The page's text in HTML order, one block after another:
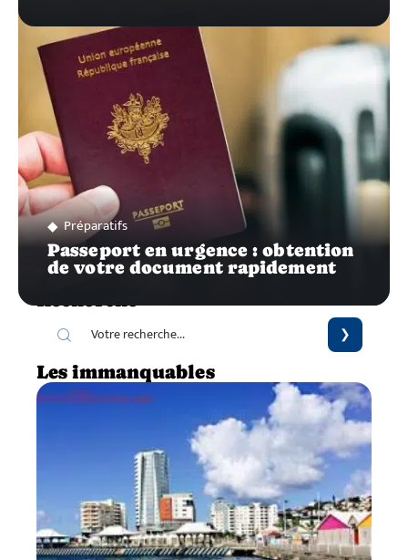
Préparatifs
Passeport en urgence : obtention
de votre document rapidement
Recherche
Les immanquables